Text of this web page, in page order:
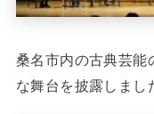
桑名市内の古典芸能
な舞台を披露しまし